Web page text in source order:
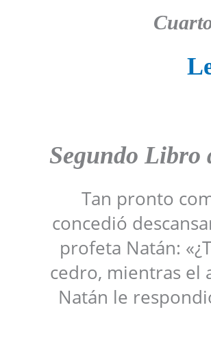
Segundo Libro
Tan pronto
concedió
profeta Natán:
cedro, mientras el
Natán le